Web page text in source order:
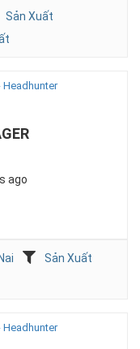
Sản Xuất
Headhunter
ago
Sản Xuất
Headhunter